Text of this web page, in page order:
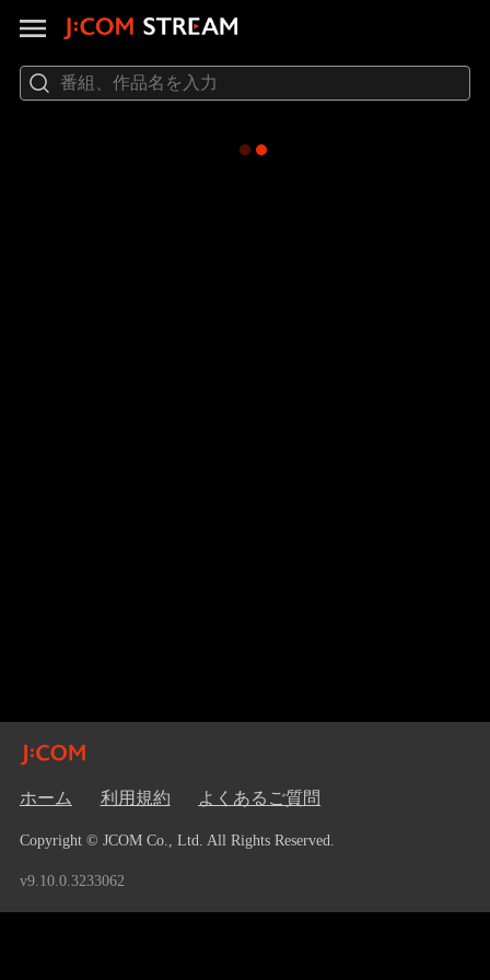
ホーム 利用規約 よくあるご質問
Copyright © JCOM Co., Ltd. All Rights Reserved.
v9.10.0.3233062